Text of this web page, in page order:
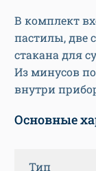
В комплект
пастилы, две
стакана для
Из минусов
внутри
Основные
Тип